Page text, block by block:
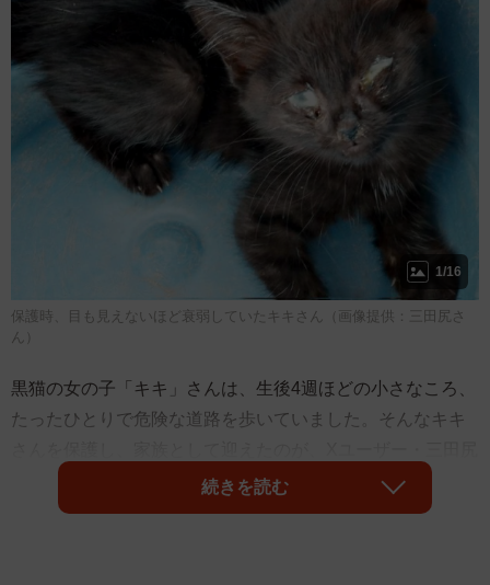
1/16
保護時、目も見えないほど衰弱していたキキさん（画像提供：三田尻さ
ん）
黒猫の女の子「キキ」さんは、生後4週ほどの小さなころ、
たったひとりで危険な道路を歩いていました。そんなキキ
さん（@mitajirishimizu）です。この出会いが、ひとつの小
さな命を救ったのです。
続きを読む